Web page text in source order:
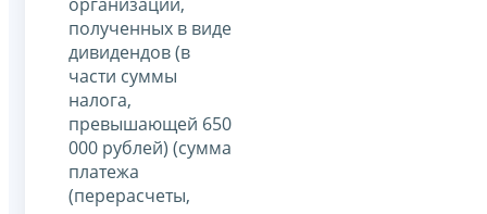
полученных в виде
дивидендов (в
части суммы
налога,
превышающей 650
000 рублей) (сумма
платежа
(перерасчеты,